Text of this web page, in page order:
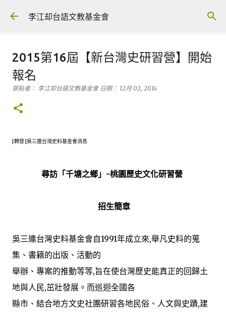
跳到主要內容
李江却台語文教基金會
2015第16屆【新台灣史研習營】開始
報名
張貼者： 李江却台語文教基金會 日期： 12月 02, 2014
[轉發]吳三連台灣史料基金會消息
尋訪「千塘之鄉」-桃園歷史文化研習營
招生簡章
吳三連台灣史料基金會自1991年成立來,舉凡史料的蒐
集、書籍的出版、活動的
舉辦、專案的推動等等,旨在使台灣歷史能真正的回歸土
地與人民,茁壯發展。而巡迴全國各
縣市、結合地方文史社團研習各地民俗、人文與史蹟,建